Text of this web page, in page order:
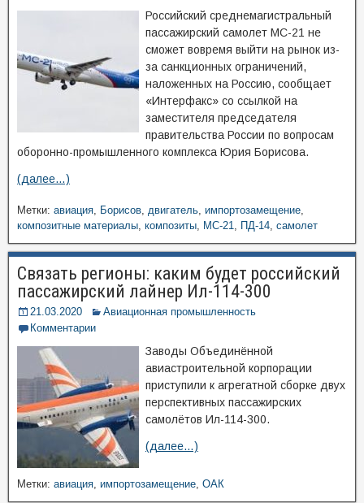
Российский среднемагистральный
пассажирский самолет МС-21 не
сможет вовремя выйти на рынок из-
за санкционных ограничений,
наложенных на Россию, сообщает
«Интерфакс» со ссылкой на
заместителя председателя
правительства России по вопросам
оборонно-промышленного комплекса Юрия Борисова.
(далее…)
Метки: авиация, Борисов, двигатель, импортозамещение,
композитные материалы, композиты, МС-21, ПД-14, самолет
Связать регионы: каким будет российский
пассажирский лайнер Ил-114-300
21.03.2020
Авиационная промышленность
Комментарии
Заводы Объединённой
авиастроительной корпорации
приступили к агрегатной сборке двух
перспективных пассажирских
самолётов Ил-114-300.
(далее…)
Метки: авиация, импортозамещение, ОАК